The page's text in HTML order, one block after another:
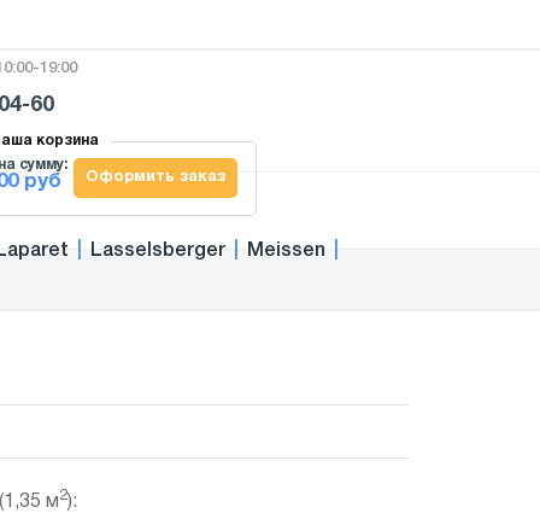
19:00
60
корзина
Оформить заказ
сумму:
руб
Lasselsberger Meissen
м 2):